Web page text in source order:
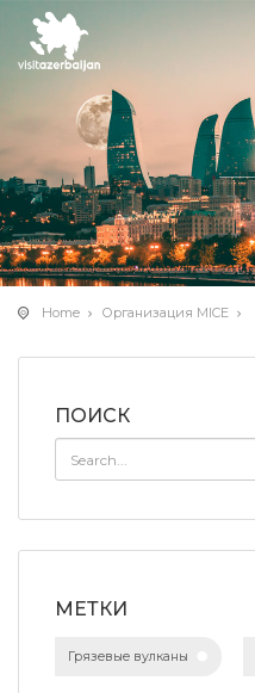
Home Организация MICE
ПОИСК
МЕТКИ
Грязевые вулканы